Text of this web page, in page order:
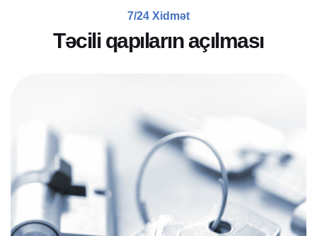
7/24 Xidmət
Təcil i qapıl arın açıl ması